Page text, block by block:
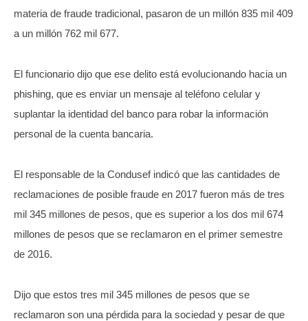
materia de fraude tradicional, pasaron de un millón 835 mil 409
a un millón 762 mil 677.
El funcionario dijo que ese delito está evolucionando hacia un
phishing, que es enviar un mensaje al teléfono celular y
suplantar la identidad del banco para robar la información
personal de la cuenta bancaria.
El responsable de la Condusef indicó que las cantidades de
reclamaciones de posible fraude en 2017 fueron más de tres
mil 345 millones de pesos, que es superior a los dos mil 674
millones de pesos que se reclamaron en el primer semestre
de 2016.
Dijo que estos tres mil 345 millones de pesos que se
reclamaron son una pérdida para la sociedad y pesar de que